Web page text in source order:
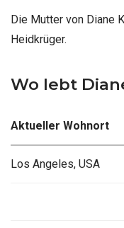
Die Mutter von Diane
Heidkrüger.
Wo lebt
Aktueller Wohnort
Los Angeles, USA